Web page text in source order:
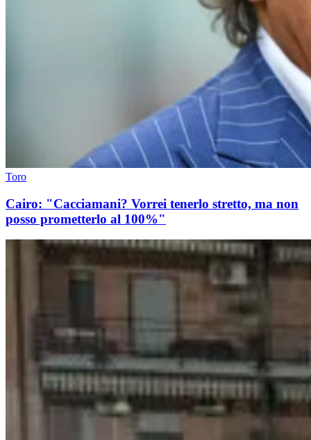
Toro
Cairo: "Cacciamani? Vorrei tenerlo stretto, ma non
posso prometterlo al 100%"